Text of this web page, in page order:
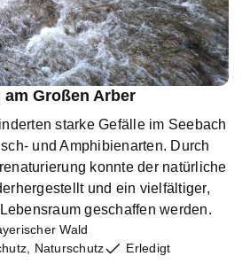
Großen Arber
starke Gefälle im Seebach
und Amphibienarten. Durch
konnte der natürliche
und ein vielfältiger,
geschaffen werden.
Wald
Naturschutz Erledigt